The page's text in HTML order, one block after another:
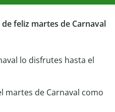
feliz martes de Carnaval
lo disfrutes hasta el
martes de Carnaval como